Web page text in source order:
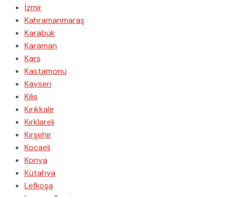
İzmir
Kahramanmaraş
Karabük
Karaman
Kars
Kastamonu
Kayseri
Kilis
Kırıkkale
Kırklareli
Kırşehir
Kocaeli
Konya
Kütahya
Lefkoşa